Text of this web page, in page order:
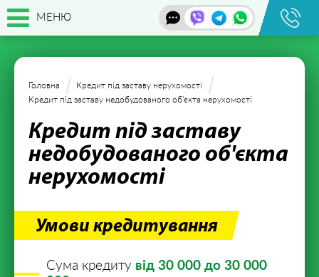
МЕНЮ
Головна Кредит під заставу нерухомості
Кредит під заставу недобудованого об'єкта нерухомості
Кредит під заставу
недобудованого об'єкта
нерухомості
Умови кредитування
Сума кредиту від 30 000 до 30 000